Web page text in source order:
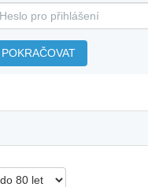
POKRAČOVAT